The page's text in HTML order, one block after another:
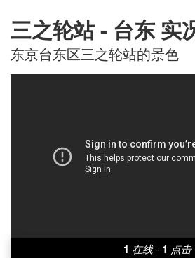
三之轮站 - 台东 实
东京台东区三之轮站的景色
1 在线 - 1 点击